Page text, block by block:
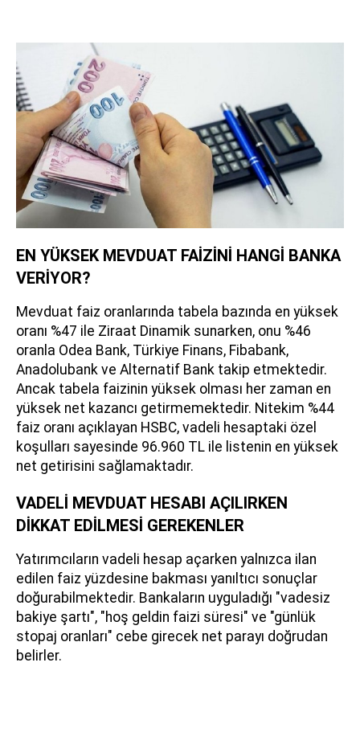
EN YÜKSEK MEVDUAT FAİZİNİ HANGİ BANKA
VERİYOR?
Mevduat faiz oranlarında tabela bazında en yüksek
oranı %47 ile Ziraat Dinamik sunarken, onu %46
oranla Odea Bank, Türkiye Finans, Fibabank,
Anadolubank ve Alternatif Bank takip etmektedir.
Ancak tabela faizinin yüksek olması her zaman en
yüksek net kazancı getirmemektedir. Nitekim %44
faiz oranı açıklayan HSBC, vadeli hesaptaki özel
koşulları sayesinde 96.960 TL ile listenin en yüksek
net getirisini sağlamaktadır.
VADELİ MEVDUAT HESABI AÇILIRKEN
DİKKAT EDİLMESİ GEREKENLER
Yatırımcıların vadeli hesap açarken yalnızca ilan
edilen faiz yüzdesine bakması yanıltıcı sonuçlar
doğurabilmektedir. Bankaların uyguladığı "vadesiz
bakiye şartı", "hoş geldin faizi süresi" ve "günlük
stopaj oranları" cebe girecek net parayı doğrudan
belirler.